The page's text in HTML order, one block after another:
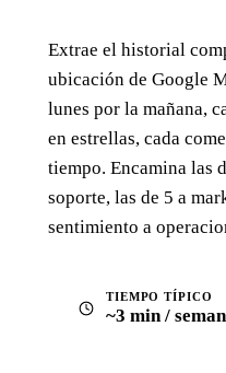
Extrae el historial
ubicación de Google
lunes por la mañana,
en estrellas, cada
tiempo. Encamina las
soporte, las de 5 a
sentimiento a
TIEMPO TÍPICO
~3 min /